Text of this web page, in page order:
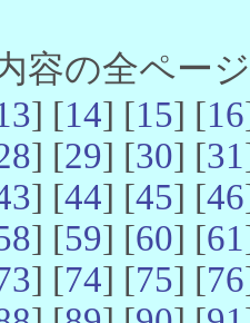
容の全ペー
] [14] [15] [16
] [29] [30] [31
] [44] [45] [46
] [59] [60] [61
] [74] [75] [76